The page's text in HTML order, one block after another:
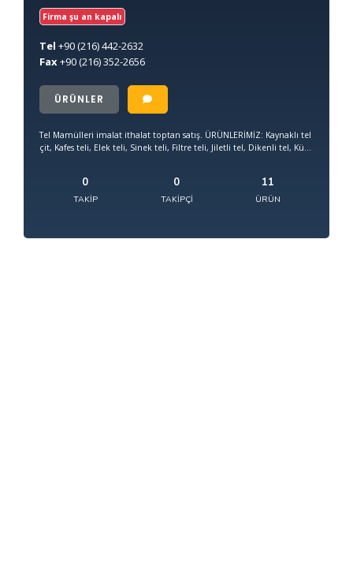
Firma şu an kapalı
Tel +90(216) 442-2632
Fax+90(216) 352-2656
ÜRÜNLER
Tel Mamülleri imalat ithalat toptan satış. ÜRÜNLERİMİZ: Kaynaklı tel
çit, Kafes teli, Elek teli, Sinek teli, Filtre teli, Jiletli tel, Dikenli tel, Kü...
0
TAKIP
0
TAKIPÇI
11
ÜRÜN